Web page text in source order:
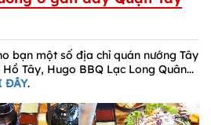
bạn một số địa chỉ quán nướng Tây
Tây, Hugo BBQ Lạc Long Quân...
ĐÂY.